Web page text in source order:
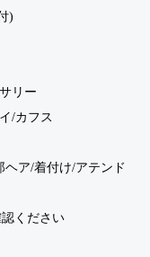
)
リー
/カフス
ヘア/着付け/アテンド
ください